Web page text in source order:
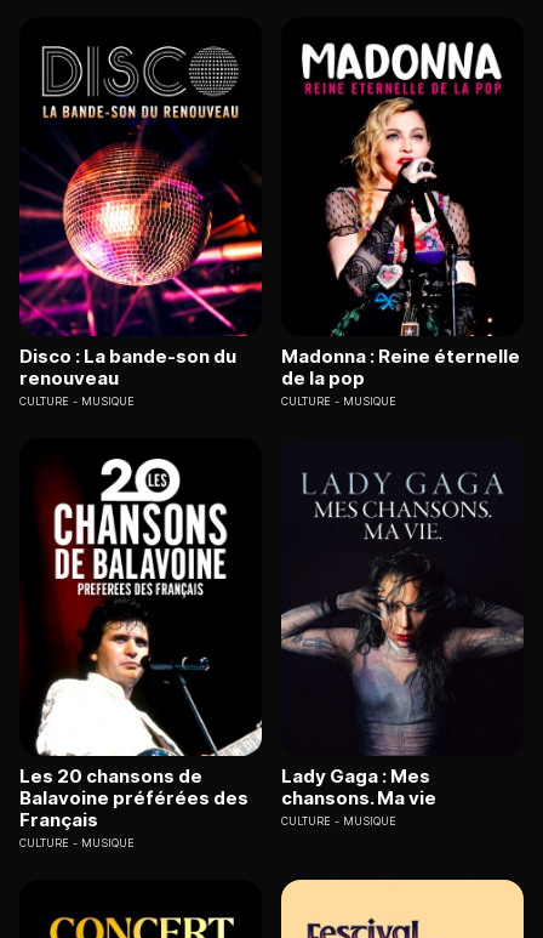
Disco : La bande-son du
renouveau
CULTURE MUSIQUE
Madonna : Reine éternelle
de la pop
CULTURE MUSIQUE
Les 20 chansons de
Balavoine préférées des
Français
CULTURE MUSIQUE
Lady Gaga : Mes
chansons. Ma vie
CULTURE MUSIQUE